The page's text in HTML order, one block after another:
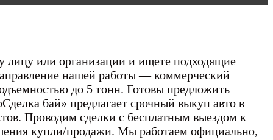
или организации и ищете подходящие
нашей работы — коммерческий
до 5 тонн. Готовы предложить
бай» предлагает срочный выкуп авто в
Проводим сделки с бесплатным выездом к
купли/продажи. Мы работаем официально,